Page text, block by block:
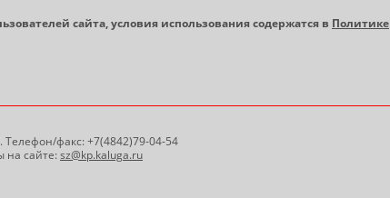
сайта, условия использования содержатся в Политике
Телефон/факс: +7(4842)79-04-54
на сайте:sz@kp.kaluga.ru